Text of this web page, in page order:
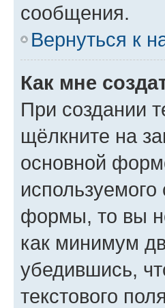
сообщения.
Вернуться к
Как мне
При создании
щёлкните на
основной
формы, то вы
как минимум
убедившись,
текстового